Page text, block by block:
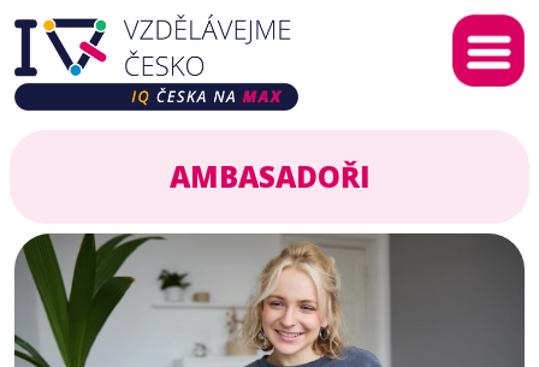
IQ na MAX
Kontaktujte nás
AMBASADOŘI